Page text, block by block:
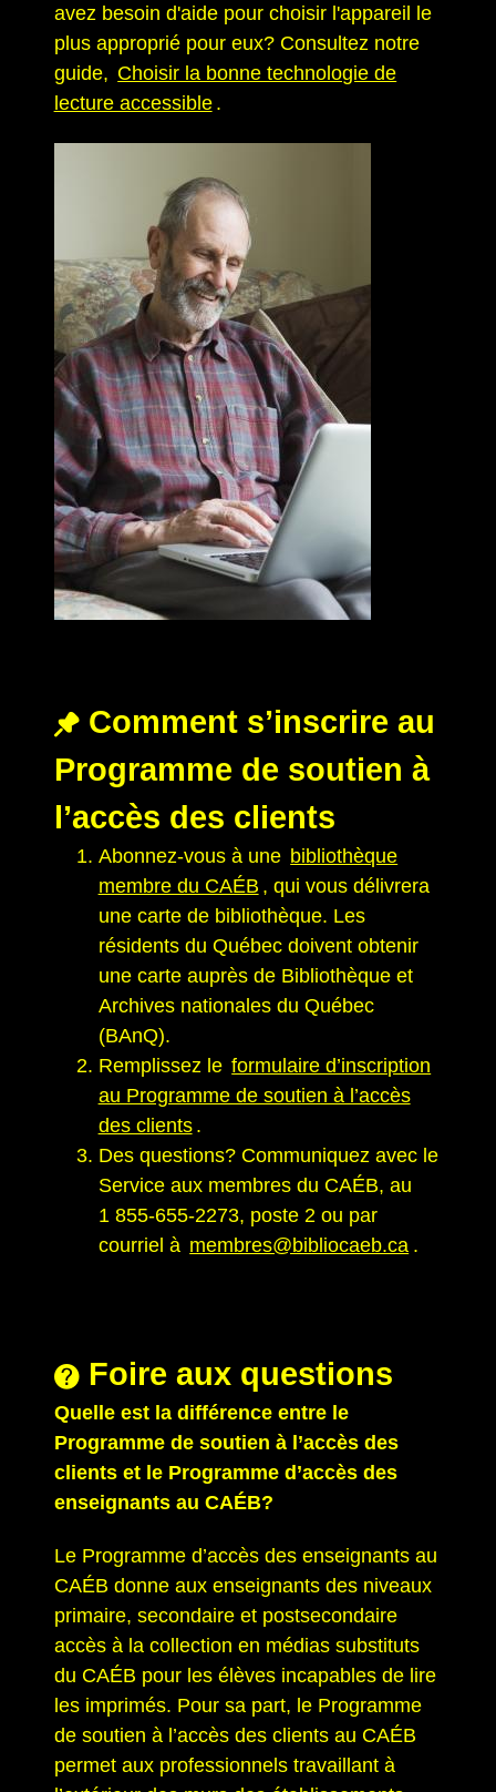
avez besoin d'aide pour choisir l'appareil le
plus approprié pour eux? Consultez notre
guide, Choisir la bonne technologie de
lecture accessible .
Comment s’inscrire au
Programme de soutien à
l’accès des clients
Abonnez-vous à une bibliothèque
membre du CAÉB , qui vous délivrera
une carte de bibliothèque. Les
résidents du Québec doivent obtenir
une carte auprès de Bibliothèque et
Archives nationales du Québec
(BAnQ).
Remplissez le formulaire d’inscription
au Programme de soutien à l’accès
des clients .
Des questions? Communiquez avec le
Service aux membres du CAÉB, au
1 855-655-2273, poste 2 ou par
courriel à membres@bibliocaeb.ca .
Foire aux questions
Quelle est la différence entre le
Programme de soutien à l’accès des
clients et le Programme d’accès des
enseignants au CAÉB?
Le Programme d’accès des enseignants au
CAÉB donne aux enseignants des niveaux
primaire, secondaire et postsecondaire
accès à la collection en médias substituts
du CAÉB pour les élèves incapables de lire
les imprimés. Pour sa part, le Programme
de soutien à l’accès des clients au CAÉB
permet aux professionnels travaillant à